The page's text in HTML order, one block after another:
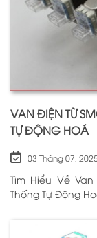
VAN ĐIỆN TỪ
TỰ ĐỘNG HOÁ
03 Tháng 07,
Tìm Hiểu Về
Thống Tự Động